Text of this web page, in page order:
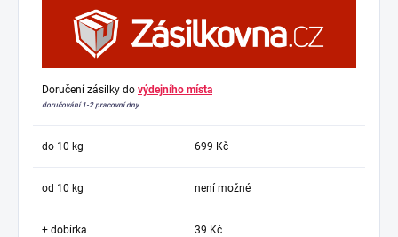
Doručení zásilky do výdejního místa
doručování 1-2 pracovní dny
do 10 kg 699 Kč
od 10 kg není možné
+ dobírka 39 Kč